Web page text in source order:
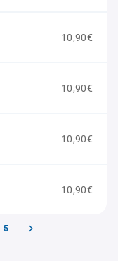
10,90€
10,90€
10,90€
10,90€
5